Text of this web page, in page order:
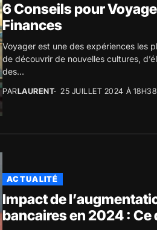
6 Conseils pour
Finances
Voyager est une des expériences les
de découvrir de nouvelles cultures,
des...
PARLAURENT 25 JUILLET 2024 À 18H38
ACTUALITÉ
Impact de
bancaires en 2024 : Ce